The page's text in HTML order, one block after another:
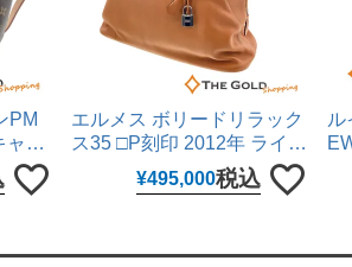
PM
ャン
め掛
ダー
エルメス ボリードリラック
ス35 □P刻印 2012年 ライト
ブラウン ヴォー・シッキム
レザー シルバー金具 ハンド
¥495,000税込
ル
古